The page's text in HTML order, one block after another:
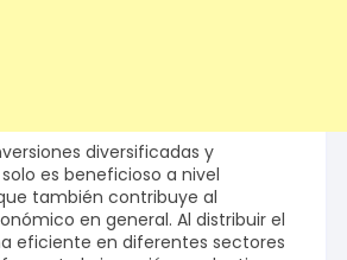
diversificadas y
es beneficioso a nivel
también contribuye al
en general. Al distribuir el
eficiente en diferentes sectores